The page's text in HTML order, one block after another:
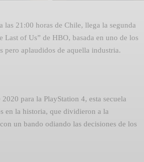
las 21:00 horas de Chile, llega la segunda
Last of Us” de HBO, basada en uno de los
pero aplaudidos de aquella industria.
para la PlayStation 4, esta secuela
en la historia, que dividieron a la
un bando odiando las decisiones de los